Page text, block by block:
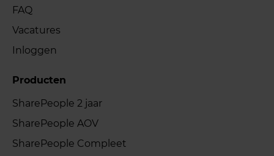
FAQ
Vacatures
Inloggen
Producten
SharePeople 2 jaar
SharePeople AOV
SharePeople Compleet